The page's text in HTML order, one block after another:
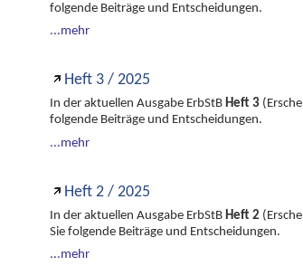
folgende Beiträge und Entscheidungen.
...mehr
Heft 3 / 2025
In der aktuellen Ausgabe ErbStB Heft 3
folgende Beiträge und Entscheidungen.
...mehr
Heft 2 / 2025
In der aktuellen Ausgabe ErbStB Heft 2
Sie folgende Beiträge und Entscheidungen.
...mehr